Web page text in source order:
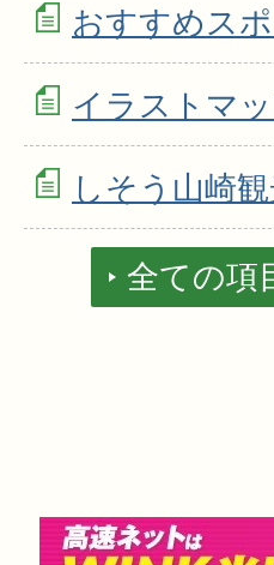
おすすめス
イラストマ
しそう山崎
全ての項